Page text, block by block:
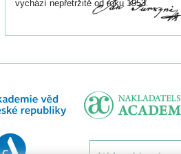
vychází nepřetržitě od roku 1953.